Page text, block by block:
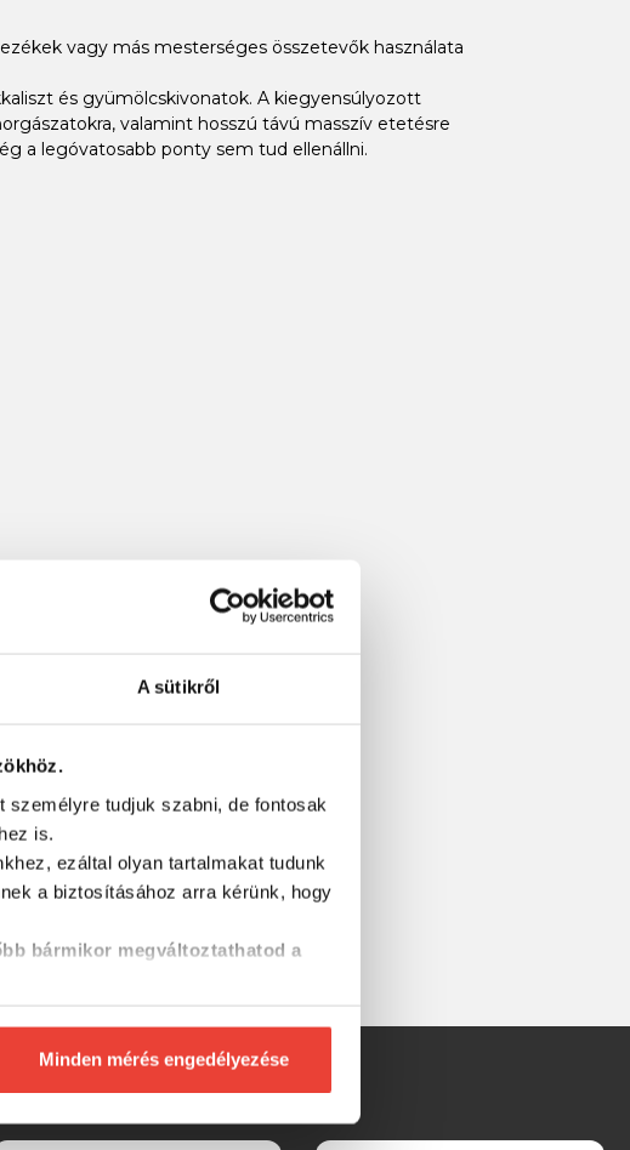
A sütikről
személyre tudjuk szabni, de fontosak
is.
ezáltal olyan tartalmakat tudunk
a biztosításához arra kérünk, hogy
bármikor megváltoztathatod a
Minden mérés engedélyezése
vagy más mesterséges összetevők használata
és gyümölcskivonatok. A kiegyensúlyozott
valamint hosszú távú masszív etetésre
a legóvatosabb ponty sem tud ellenállni.